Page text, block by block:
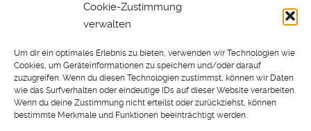
Cookie-Zustimmung
verwalten
Um dir ein optimales Erlebnis zu bieten, verwenden wir Technologien wie
Cookies, um Geräteinformationen zu speichern und/oder darauf
zuzugreifen. Wenn du diesen Technologien zustimmst, können wir Daten
wie das Surfverhalten oder eindeutige IDs auf dieser Website verarbeiten.
Wenn du deine Zustimmung nicht erteilst oder zurückziehst, können
bestimmte Merkmale und Funktionen beeinträchtigt werden.
Spielwiese